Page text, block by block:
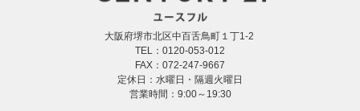
大阪府堺市北区中百舌鳥町１丁1-2
TEL：0120-053-012
FAX：072-247-9667
定休日：水曜日・隔週火曜日
営業時間：9:00～19:30